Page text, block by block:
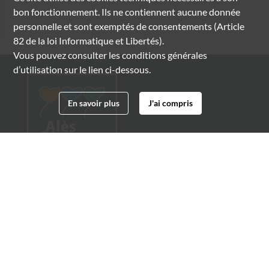
bon fonctionnement. Ils ne contiennent aucune donnée
personnelle et sont exemptés de consentements (Article
82 de la loi Informatique et Libertés).
Vous pouvez consulter les conditions générales
d’utilisation sur le lien ci-dessous.
En savoir plus J'ai compris